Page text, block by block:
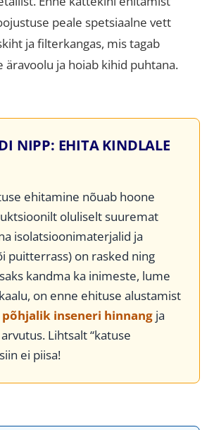
peale spetsiaalne vett
ja filterkangas, mis tagab
äravoolu ja hoiab kihid puhtana.
NIPP: EHITA KINDLALE
ehitamine nõuab hoone
oluliselt suuremat
isolatsioonimaterjalid ja
puitterrass) on rasked ning
kandma ka inimeste, lume
on enne ehituse alustamist
inseneri hinnang ja
Lihtsalt “katuse
ei piisa!